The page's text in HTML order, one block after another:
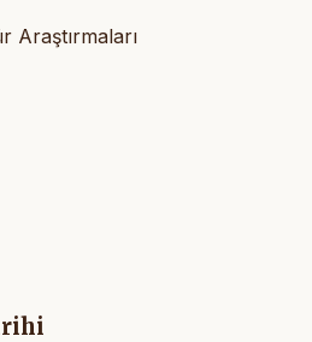
Araştırmaları